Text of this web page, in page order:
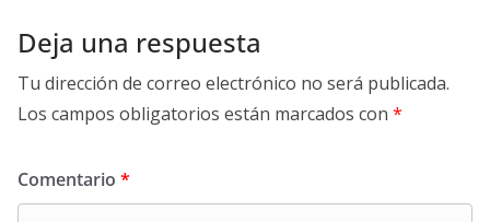
Deja una respuesta
Tu dirección de correo electrónico no será publicada.
Los campos obligatorios están marcados con *
Comentario *